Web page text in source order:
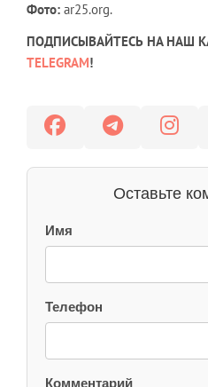
Фото: ar25.org.
ПОДПИСЫВАЙТЕСЬ НА НАШ
TELEGRAM!
Оставьте
Имя
Телефон
Комментарий